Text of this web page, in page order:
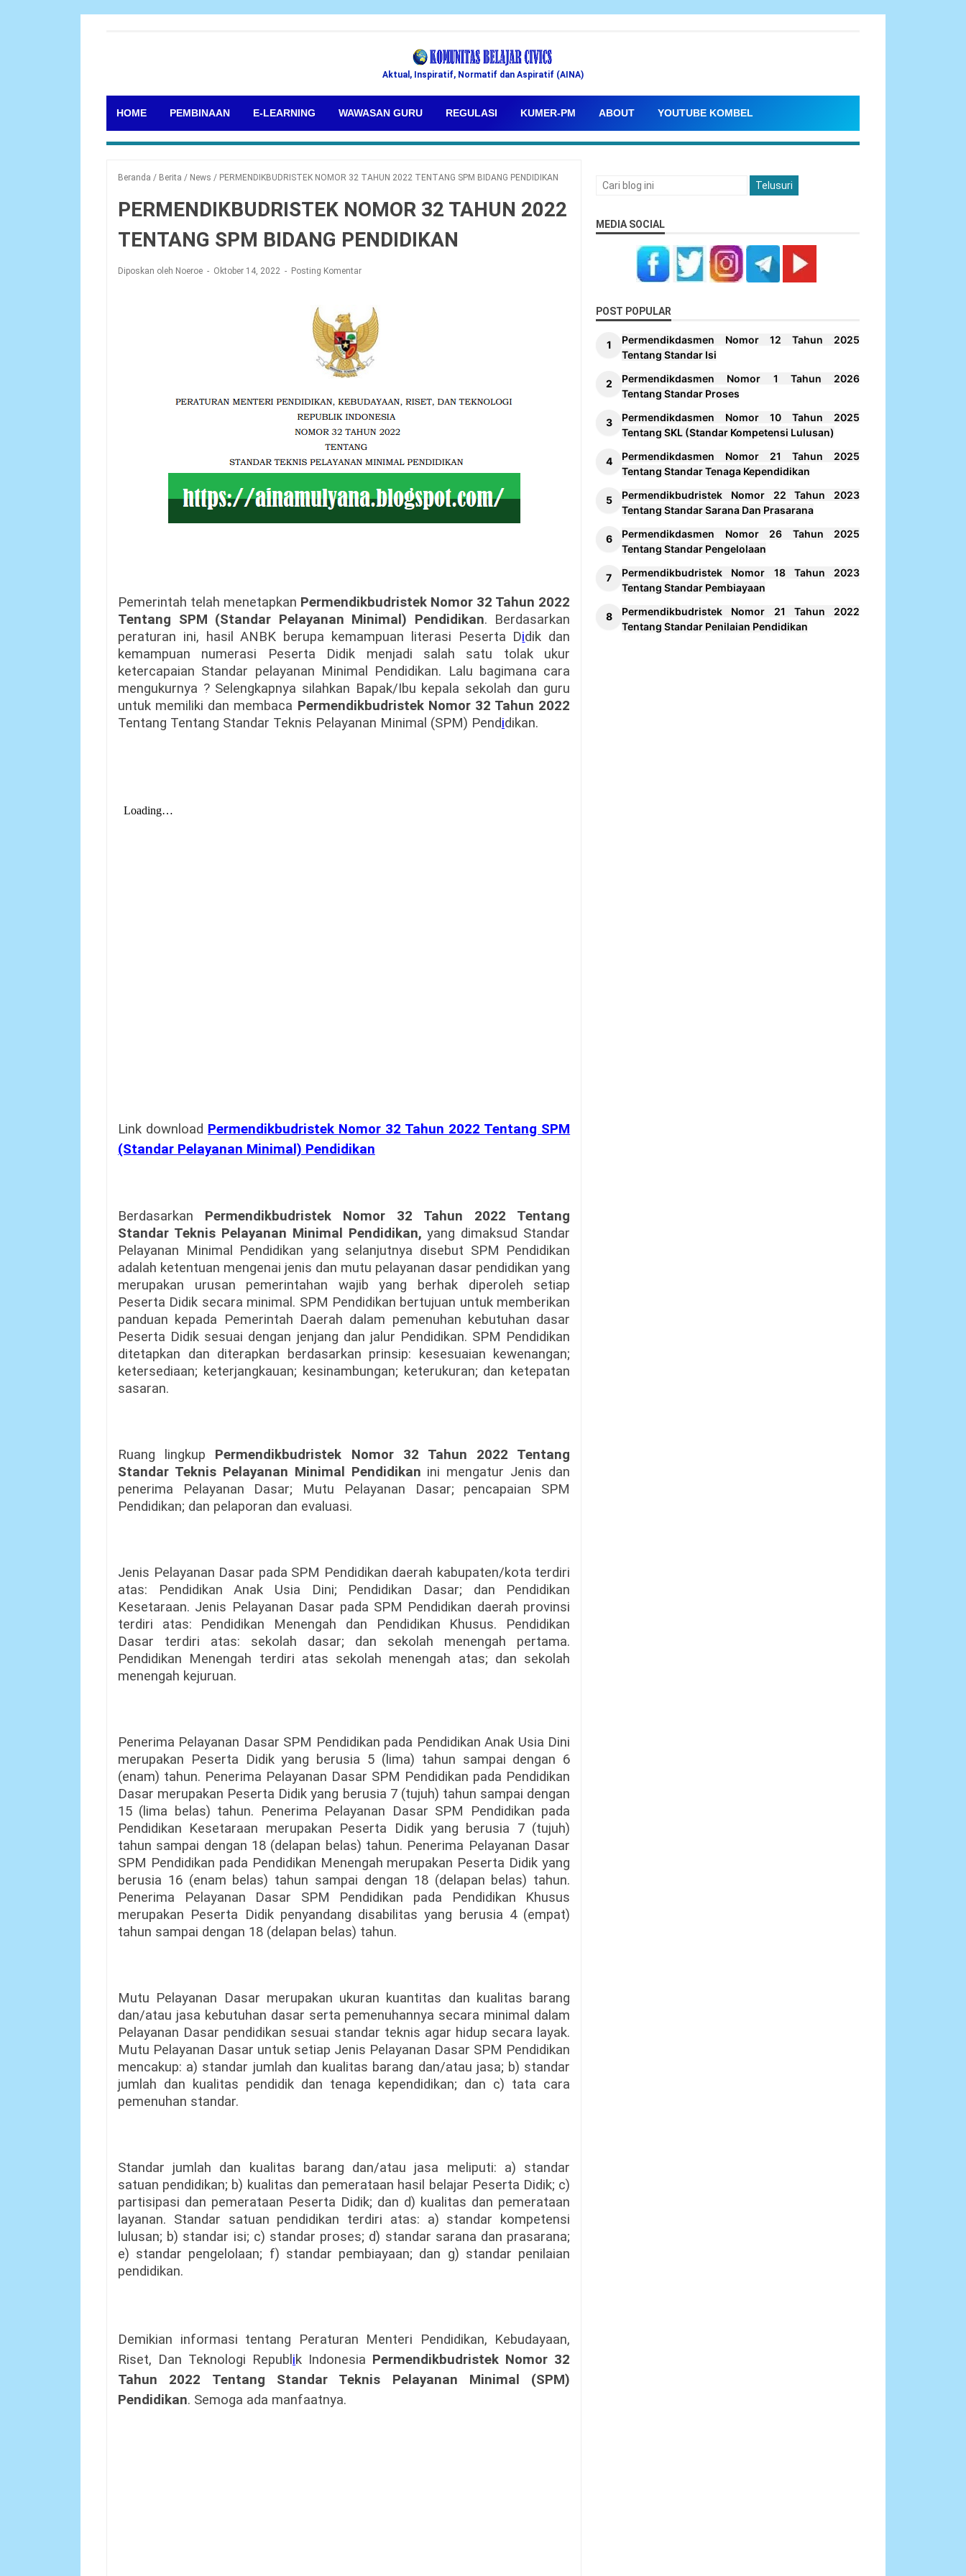
Aktual, Inspiratif, Normatif dan Aspiratif (AINA)
HOME PEMBINAAN E-LEARNING WAWASAN GURU REGULASI KUMER-PM ABOUT YOUTUBE KOMBEL
Beranda / Berita / News / PERMENDIKBUDRISTEK NOMOR 32 TAHUN 2022 TENTANG SPM BIDANG PENDIDIKAN
PERMENDIKBUDRISTEK NOMOR 32 TAHUN 2022
TENTANG SPM BIDANG PENDIDIKAN
Diposkan oleh Noeroe Oktober 14, 2022 Posting Komentar
Pemerintah telah menetapkan Permendikbudristek Nomor 32 Tahun 2022
Tentang SPM (Standar Pelayanan Minimal) Pendidikan. Berdasarkan
peraturan ini, hasil ANBK berupa kemampuan literasi Peserta Didik dan
kemampuan numerasi Peserta Didik menjadi salah satu tolak ukur
ketercapaian Standar pelayanan Minimal Pendidikan. Lalu bagimana cara
mengukurnya ? Selengkapnya silahkan Bapak/Ibu kepala sekolah dan guru
untuk memiliki dan membaca Permendikbudristek Nomor 32 Tahun 2022
Tentang Tentang Standar Teknis Pelayanan Minimal (SPM) Pendidikan.
Link download Permendikbudristek Nomor 32 Tahun 2022 Tentang SPM
(Standar Pelayanan Minimal) Pendidikan
Berdasarkan Permendikbudristek Nomor 32 Tahun 2022 Tentang
Standar Teknis Pelayanan Minimal Pendidikan,yang dimaksud Standar
Pelayanan Minimal Pendidikan yang selanjutnya disebut SPM Pendidikan
adalah ketentuan mengenai jenis dan mutu pelayanan dasar pendidikan yang
merupakan urusan pemerintahan wajib yang berhak diperoleh setiap
Peserta Didik secara minimal. SPM Pendidikan bertujuan untuk memberikan
panduan kepada Pemerintah Daerah dalam pemenuhan kebutuhan dasar
Peserta Didik sesuai dengan jenjang dan jalur Pendidikan. SPM Pendidikan
ditetapkan dan diterapkan berdasarkan prinsip: kesesuaian kewenangan;
ketersediaan; keterjangkauan; kesinambungan; keterukuran; dan ketepatan
sasaran.
Ruang lingkup Permendikbudristek Nomor 32 Tahun 2022 Tentang
Standar Teknis Pelayanan Minimal Pendidikan ini mengatur Jenis dan
penerima Pelayanan Dasar; Mutu Pelayanan Dasar; pencapaian SPM
Pendidikan; dan pelaporan dan evaluasi.
Jenis Pelayanan Dasar pada SPM Pendidikan daerah kabupaten/kota terdiri
atas: Pendidikan Anak Usia Dini; Pendidikan Dasar; dan Pendidikan
Kesetaraan. Jenis Pelayanan Dasar pada SPM Pendidikan daerah provinsi
terdiri atas: Pendidikan Menengah dan Pendidikan Khusus. Pendidikan
Dasar terdiri atas: sekolah dasar; dan sekolah menengah pertama.
Pendidikan Menengah terdiri atas sekolah menengah atas; dan sekolah
menengah kejuruan.
Penerima Pelayanan Dasar SPM Pendidikan pada Pendidikan Anak Usia Dini
merupakan Peserta Didik yang berusia 5 (lima) tahun sampai dengan 6
(enam) tahun. Penerima Pelayanan Dasar SPM Pendidikan pada Pendidikan
Dasar merupakan Peserta Didik yang berusia 7 (tujuh) tahun sampai dengan
15 (lima belas) tahun. Penerima Pelayanan Dasar SPM Pendidikan pada
Pendidikan Kesetaraan merupakan Peserta Didik yang berusia 7 (tujuh)
tahun sampai dengan 18 (delapan belas) tahun. Penerima Pelayanan Dasar
SPM Pendidikan pada Pendidikan Menengah merupakan Peserta Didik yang
berusia 16 (enam belas) tahun sampai dengan 18 (delapan belas) tahun.
Penerima Pelayanan Dasar SPM Pendidikan pada Pendidikan Khusus
merupakan Peserta Didik penyandang disabilitas yang berusia 4 (empat)
tahun sampai dengan 18 (delapan belas) tahun.
Mutu Pelayanan Dasar merupakan ukuran kuantitas dan kualitas barang
dan/atau jasa kebutuhan dasar serta pemenuhannya secara minimal dalam
Pelayanan Dasar pendidikan sesuai standar teknis agar hidup secara layak.
Mutu Pelayanan Dasar untuk setiap Jenis Pelayanan Dasar SPM Pendidikan
mencakup: a) standar jumlah dan kualitas barang dan/atau jasa; b) standar
jumlah dan kualitas pendidik dan tenaga kependidikan; dan c) tata cara
pemenuhan standar.
Standar jumlah dan kualitas barang dan/atau jasa meliputi: a) standar
satuan pendidikan; b) kualitas dan pemerataan hasil belajar Peserta Didik; c)
partisipasi dan pemerataan Peserta Didik; dan d) kualitas dan pemerataan
layanan. Standar satuan pendidikan terdiri atas: a) standar kompetensi
lulusan; b) standar isi; c) standar proses; d) standar sarana dan prasarana;
e) standar pengelolaan; f) standar pembiayaan; dan g) standar penilaian
pendidikan.
Demikian informasi tentang Peraturan Menteri Pendidikan, Kebudayaan,
Riset, Dan Teknologi Republ ik Indonesia Permendikbudristek Nomor 32
Tahun 2022 Tentang Standar Teknis Pelayanan Minimal (SPM)
Pendidikan. Semoga ada manfaatnya.
MEDIA SOCIAL
POST POPULAR
Permendikdasmen Nomor 12 Tahun 2025
Tentang Standar Isi
Permendikdasmen Nomor 1 Tahun 2026
Tentang Standar Proses
Permendikdasmen Nomor 10 Tahun 2025
Tentang SKL (Standar Kompetensi Lulusan)
Permendikdasmen Nomor 21 Tahun 2025
Tentang Standar Tenaga Kependidikan
Permendikbudristek Nomor 22 Tahun 2023
Tentang Standar Sarana Dan Prasarana
Permendikdasmen Nomor 26 Tahun 2025
Tentang Standar Pengelolaan
Permendikbudristek Nomor 18 Tahun 2023
Tentang Standar Pembiayaan
Permendikbudristek Nomor 21 Tahun 2022
Tentang Standar Penilaian Pendidikan